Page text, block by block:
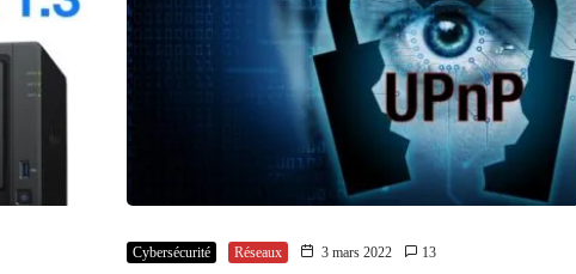
Cybersécurité Réseaux 3 mars 2022 13